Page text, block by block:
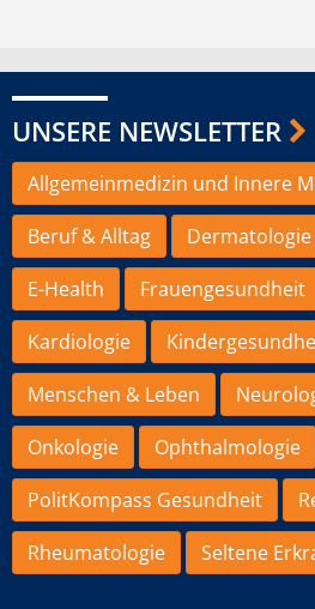
UNSERE NEWSLETTER
Allgemeinmedizin und Innere
Beruf & Alltag
Dermatologie
E-Health
Frauengesundheit
Kardiologie
Menschen & Leben
Onkologie
Ophthalmologie
PolitKompass Gesundheit
Rheumatologie
Seltene